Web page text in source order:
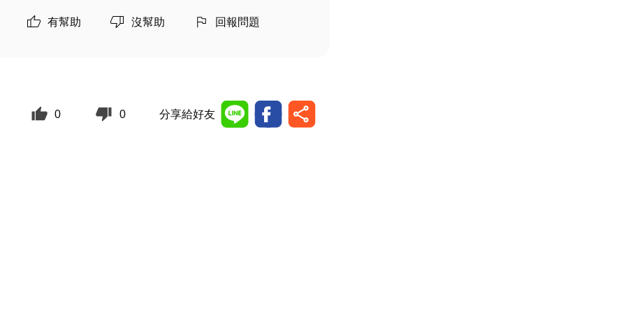
有幫助 沒幫助 回報問題
0 0 分享給好友